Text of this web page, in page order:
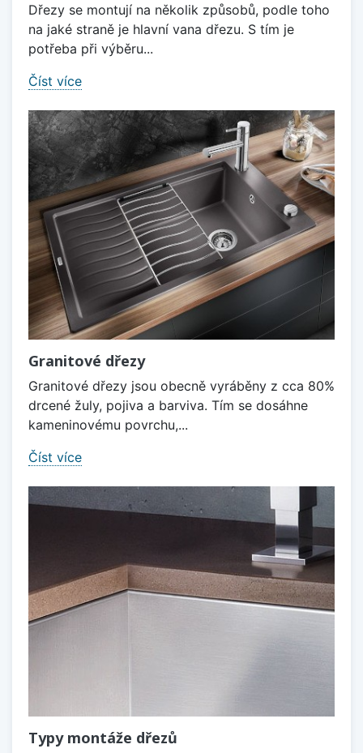
Dřezy se montují na několik způsobů, podle toho
na jaké straně je hlavní vana dřezu. S tím je
potřeba při výběru...
Číst více
Granitové dřezy
Granitové dřezy jsou obecně vyráběny z cca 80%
drcené žuly, pojiva a barviva. Tím se dosáhne
kameninovému povrchu,...
Číst více
Typy montáže dřezů